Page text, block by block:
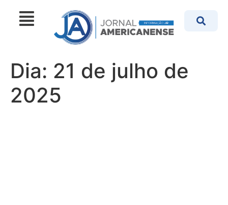
Dia: 21 de julho de
2025